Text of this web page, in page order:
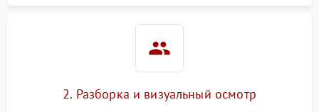
2. Разборка и визуальный осмотр